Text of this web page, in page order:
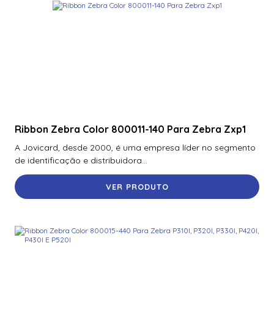
Ribbon Zebra Color 800011-140 Para Zebra Zxp1
A Jovicard, desde 2000, é uma empresa líder no segmento
de identificação e distribuidora...
VER PRODUTO